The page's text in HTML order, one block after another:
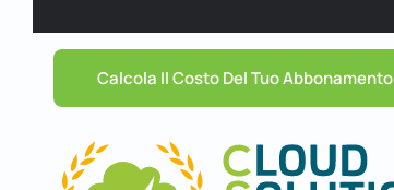
Calcola Il Costo Del Tuo Abbonamento